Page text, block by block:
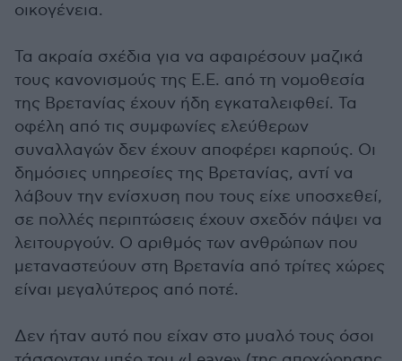
οικογένεια.
Τα ακραία σχέδια για να αφαιρέσουν μαζικά
τους κανονισμούς της Ε.Ε. από τη νομοθεσία
της Βρετανίας έχουν ήδη εγκαταλειφθεί. Τα
οφέλη από τις συμφωνίες ελεύθερων
συναλλαγών δεν έχουν αποφέρει καρπούς. Οι
δημόσιες υπηρεσίες της Βρετανίας, αντί να
λάβουν την ενίσχυση που τους είχε υποσχεθεί,
σε πολλές περιπτώσεις έχουν σχεδόν πάψει να
λειτουργούν. Ο αριθμός των ανθρώπων που
μεταναστεύουν στη Βρετανία από τρίτες χώρες
είναι μεγαλύτερος από ποτέ.
Δεν ήταν αυτό που είχαν στο μυαλό τους όσοι